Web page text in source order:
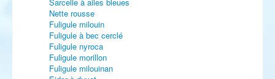
Nette rousse
Fuligule milouin
Fuligule à bec cerclé
Fuligule nyroca
Fuligule morillon
Fuligule milouinan